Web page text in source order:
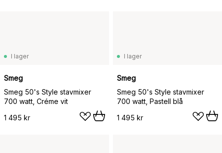
I lager
Smeg
Smeg 50's Style stavmixer
700 watt, Créme vit
1 495 kr
I lager
Smeg
Smeg 50's Style stavmixer
700 watt, Pastell blå
1 495 kr